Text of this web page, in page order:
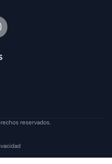
reservados.